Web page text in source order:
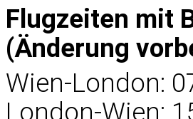
Flugzeiten mit
(Änderung
Wien-London:
London-Wien: